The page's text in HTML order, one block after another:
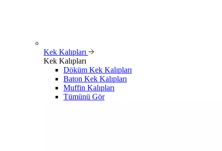
Kek Kalıpları
Kek Kalıpları
Döküm Kek Kalıpları
Baton Kek Kalıpları
Muffin Kalıpları
Tümünü Gör